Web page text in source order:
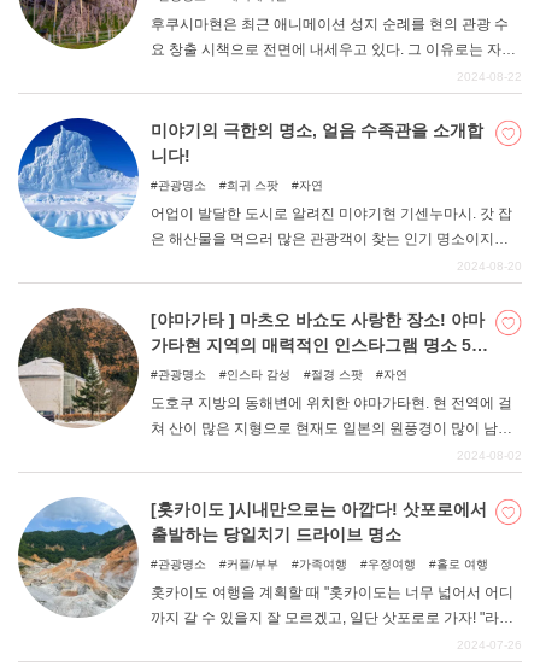
후쿠시마현은 최근 애니메이션 성지 순례를 현의 관광 수
요 창출 시책으로 전면에 내세우고 있다. 그 이유로는 자연
이 잘 보존되어 있으면서도 도시로서의 이중적인 면모를
가까운 거리에서 그 조금은 운치 있는 지역적 느낌을 쉽게
맛볼 수 있다는 점도 추천할 만한 이유다. 그런 후쿠시마현
에서 애니메이션의 성지를 둘러보는 여행을 즐겨보세요.
2024-08-22
미야기의 극한의 명소, 얼음 수족관을 소개합
니다!
관광명소 희귀 스팟 자연
어업이 발달한 도시로 알려진 미야기현 기센누마시. 갓 잡
은 해산물을 먹으러 많은 관광객이 찾는 인기 명소이지만,
사실 몇 년 전부터 얼음 가게가 운영하는 수족관이 화제가
재미난 명소 "얼음 수족관 "을 소개합니다.
2024-08-20
[야마가타 ] 마츠오 바쇼도 사랑한 장소! 야마
가타현 지역의 매력적인 인스타그램 명소 5곳
을 소개합니다.
관광명소 인스타 감성 절경 스팟 자연
도호쿠 지방의 동해변에 위치한 야마가타현. 현 전역에 걸
쳐 산이 많은 지형으로 현재도 일본의 원풍경이 많이 남아
있는 자연이 풍부한 지역이라고 할 수 있다. "'오쿠노세노미
서 많은 시간을 보냈다고 하며, 사쿠라몬 생산량이 전국의
70%를 차지하는 것도 야마가타현을 특징짓는 요소일 것이
다. 그런 야마가타현에도 많은 인스타그래머블한 명소가
2024-08-02
[홋카이도 ]시내만으로는 아깝다! 삿포로에서
출발하는 당일치기 드라이브 명소
관광명소 커플/부부 가족여행 우정여행 홀로 여행
홋카이도 여행을 계획할 때 "홋카이도는 너무 넓어서 어디
까지 갈 수 있을지 잘 모르겠고, 일단 삿포로로 가자! "라고
생각하는 사람도 많을 것이다. 하지만 삿포로 관광만으로
2024-07-26